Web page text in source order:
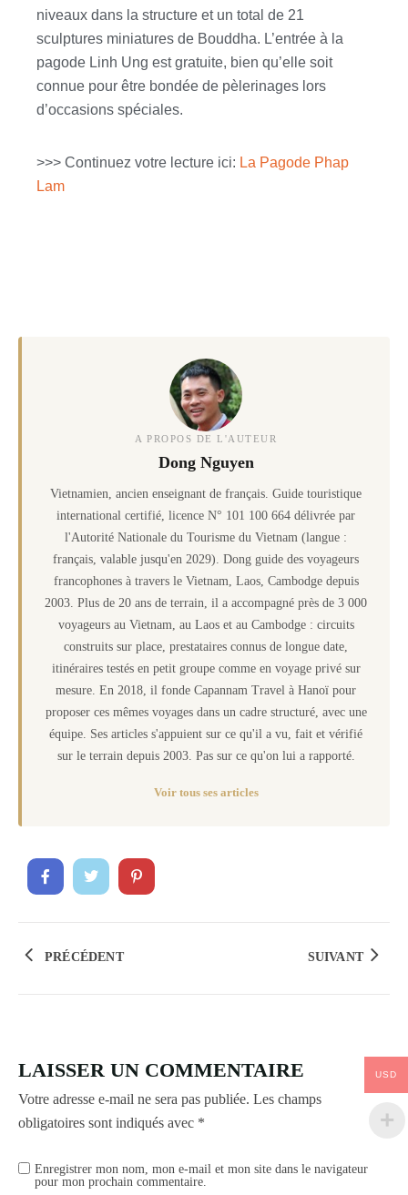
niveaux dans la structure et un total de 21
sculptures miniatures de Bouddha. L’entrée à la
pagode Linh Ung est gratuite, bien qu’elle soit
connue pour être bondée de pèlerinages lors
d’occasions spéciales.
>>> Continuez votre lecture ici: La Pagode Phap
Lam
A PROPOS DE L'AUTEUR
Dong Nguyen
Vietnamien, ancien enseignant de français. Guide touristique
international certifié, licence N° 101 100 664 délivrée par
l'Autorité Nationale du Tourisme du Vietnam (langue :
français, valable jusqu'en 2029). Dong guide des voyageurs
francophones à travers le Vietnam, Laos, Cambodge depuis
2003. Plus de 20 ans de terrain, il a accompagné près de 3 000
voyageurs au Vietnam, au Laos et au Cambodge : circuits
construits sur place, prestataires connus de longue date,
itinéraires testés en petit groupe comme en voyage privé sur
mesure. En 2018, il fonde Capannam Travel à Hanoï pour
proposer ces mêmes voyages dans un cadre structuré, avec une
équipe. Ses articles s'appuient sur ce qu'il a vu, fait et vérifié
sur le terrain depuis 2003. Pas sur ce qu'on lui a rapporté.
Voir tous ses articles
PRÉCÉDENT SUIVANT
LAISSER UN COMMENTAIRE
Votre adresse e-mail ne sera pas publiée. Les champs
obligatoires sont indiqués avec *
Enregistrer mon nom, mon e-mail et mon site dans le navigateur
pour mon prochain commentaire.
USD